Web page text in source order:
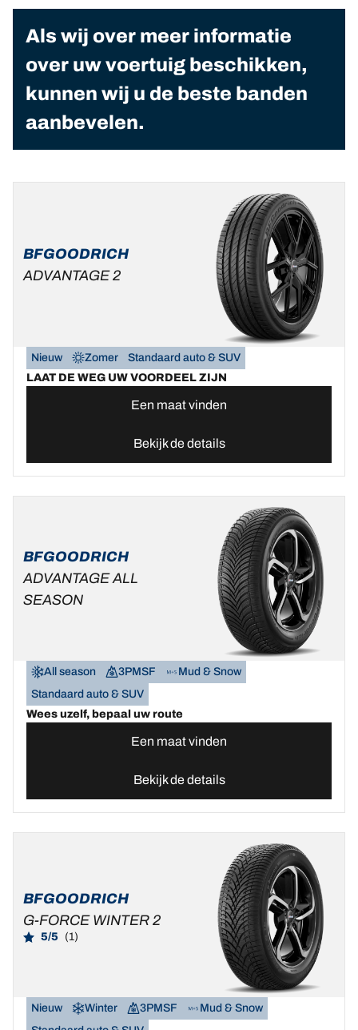
Als wij over meer informatie
over uw voertuig beschikken,
kunnen wij u de beste banden
aanbevelen.
BFGOODRICH
ADVANTAGE 2
Nieuw Zomer
Standaard auto & SUV
LAAT DE WEG UW VOORDEEL ZIJN
Een maat vinden
Bekijk de details
BFGOODRICH
ADVANTAGE ALL
SEASON
All season 3PMSF
Mud & Snow
Standaard auto & SUV
Wees uzelf, bepaal uw route
Een maat vinden
Bekijk de details
BFGOODRICH
G-FORCE WINTER 2
5/5 (1)
Nieuw Winter 3PMSF
Mud & Snow